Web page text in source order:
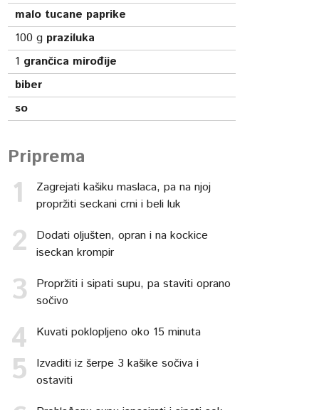
malo tucane paprike
100 g praziluka
1 grančica mirođije
biber
so
Priprema
Zagrejati kašiku maslaca, pa na njoj
propržiti seckani crni i beli luk
Dodati oljušten, opran i na kockice
iseckan krompir
Propržiti i sipati supu, pa staviti oprano
sočivo
Kuvati poklopljeno oko 15 minuta
Izvaditi iz šerpe 3 kašike sočiva i
ostaviti